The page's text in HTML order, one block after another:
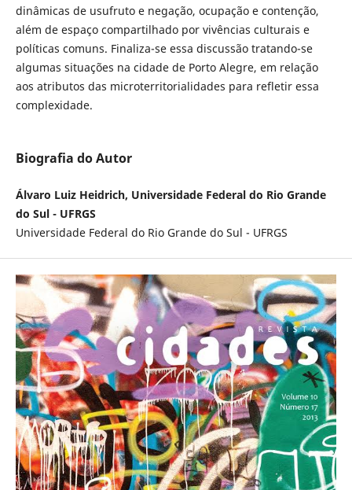
dinâmicas de usufruto e negação, ocupação e contenção,
além de espaço compartilhado por vivências culturais e
políticas comuns. Finaliza-se essa discussão tratando-se
algumas situações na cidade de Porto Alegre, em relação
aos atributos das microterritorialidades para refletir essa
complexidade.
Biografia do Autor
Álvaro Luiz Heidrich, Universidade Federal do Rio Grande
do Sul - UFRGS
Universidade Federal do Rio Grande do Sul - UFRGS